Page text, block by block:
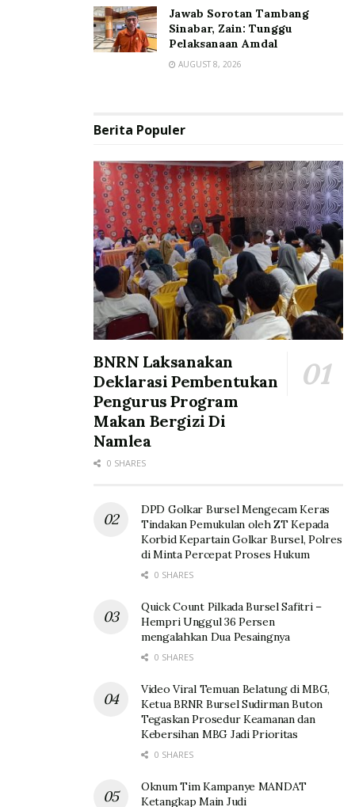
Jawab Sorotan Tambang
Sinabar, Zain: Tunggu
Pelaksanaan Amdal
AUGUST 8, 2026
Berita Populer
BNRN Laksanakan
Deklarasi Pembentukan
Pengurus Program
Makan Bergizi Di
Namlea
0 SHARES
DPD Golkar Bursel Mengecam Keras
Tindakan Pemukulan oleh ZT Kepada
Korbid Kepartain Golkar Bursel, Polres
di Minta Percepat Proses Hukum
0 SHARES
Quick Count Pilkada Bursel Safitri –
Hempri Unggul 36 Persen
mengalahkan Dua Pesaingnya
0 SHARES
Video Viral Temuan Belatung di MBG,
Ketua BRNR Bursel Sudirman Buton
Tegaskan Prosedur Keamanan dan
Kebersihan MBG Jadi Prioritas
0 SHARES
Oknum Tim Kampanye MANDAT
Ketangkap Main Judi